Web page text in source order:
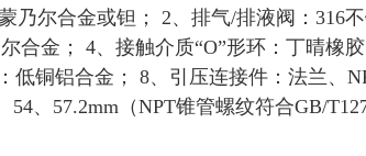
乃尔合金或钽； 2、排气/排液阀：316
合金； 4、接触介质“O”形环：丁晴橡
铜铝合金； 8、引压连接件：法兰、
、57.2mm（NPT锥管螺纹符合GB/